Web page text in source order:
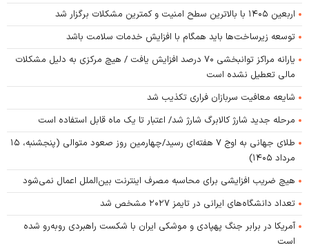
اربعین ۱۴۰۵ با بالاترین سطح امنیت و کمترین مشکلات برگزار شد
توسعه زیرساخت‌ها باید همگام با افزایش خدمات سلامت باشد
یارانه مراکز توانبخشی ۷۰ درصد افزایش یافت / هیچ مرکزی به دلیل مشکلات
مالی تعطیل نشده است
شایعه معافیت سربازان فراری تکذیب شد
مرحله جدید شارژ کالابرگ شارژ شد/ اعتبار تا یک ماه قابل استفاده است
طلای جهانی به اوج ۷ هفته‌ای رسید/چهارمین روز صعود متوالی (پنجشنبه، ۱۵
مرداد ۱۴۰۵)
هیچ ضریب افزایشی برای محاسبه مصرف اینترنت بین‌الملل اعمال نمی‌شود
تعداد دانشگاه‌های ایرانی در تایمز ۲۰۲۷ مشخص شد
آمریکا در برابر جنگ پهپادی و موشکی ایران با شکست راهبردی روبه‌رو شده
است